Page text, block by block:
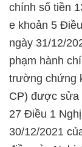
chính số tiền
e khoản 5
ngày 31/12/
phạm hành
trường chứng
CP) được sửa
27 Điều 1
30/12/2021